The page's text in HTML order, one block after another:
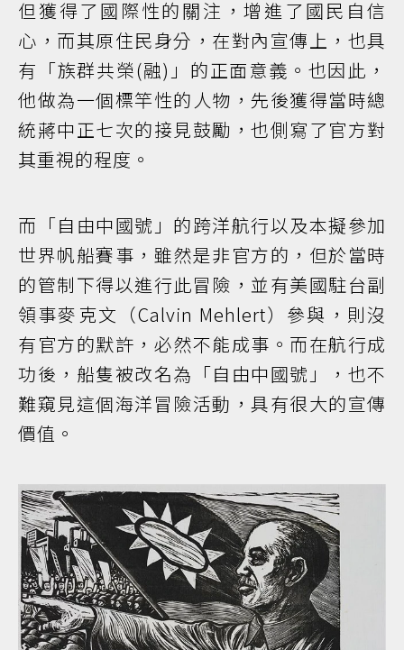
但獲得了國際性的關注，增進了國民自信
心，而其原住民身分，在對內宣傳上，也具
有「族群共榮(融)」的正面意義。也因此，
他做為一個標竿性的人物，先後獲得當時總
統蔣中正七次的接見鼓勵，也側寫了官方對
其重視的程度。
而「自由中國號」的跨洋航行以及本擬參加
世界帆船賽事，雖然是非官方的，但於當時
的管制下得以進行此冒險，並有美國駐台副
領事麥克文（Calvin Mehlert）參與，則沒
有官方的默許，必然不能成事。而在航行成
功後，船隻被改名為「自由中國號」，也不
難窺見這個海洋冒險活動，具有很大的宣傳
價值。